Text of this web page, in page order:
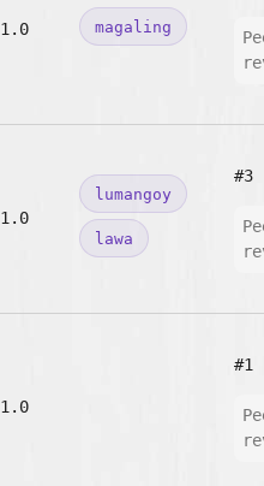
1.0 magaling
1.0
lumangoy
lawa
#3
1.0
#1